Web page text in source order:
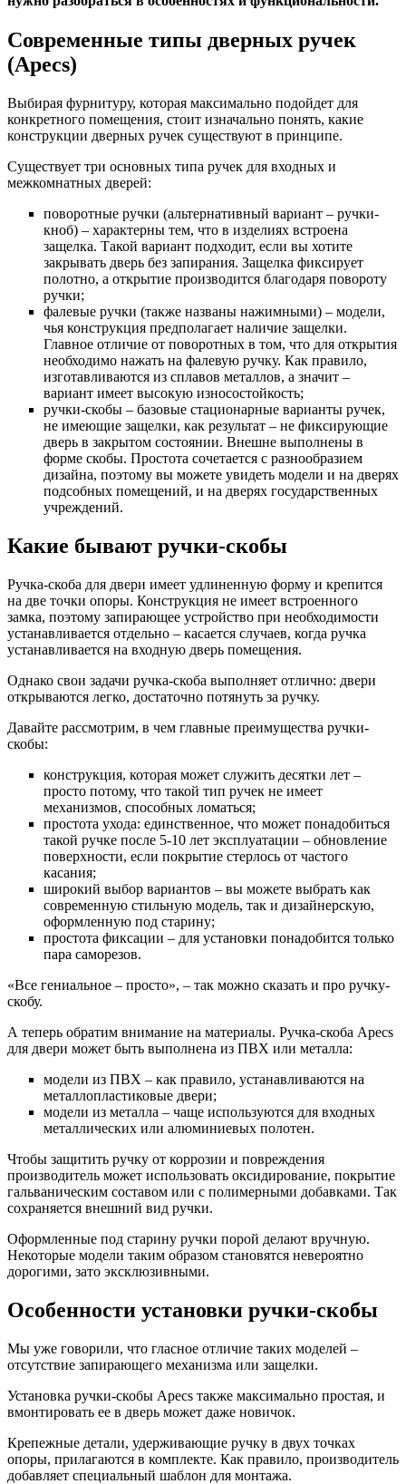
Современные типы дверных ручек
(Apecs)
Выбирая фурнитуру, которая максимально подойдет для
конкретного помещения, стоит изначально понять, какие
конструкции дверных ручек существуют в принципе.
Существует три основных типа ручек для входных и
межкомнатных дверей:
поворотные ручки (альтернативный вариант – ручки-
кноб) – характерны тем, что в изделиях встроена
защелка. Такой вариант подходит, если вы хотите
закрывать дверь без запирания. Защелка фиксирует
полотно, а открытие производится благодаря повороту
ручки;
фалевые ручки (также названы нажимными) – модели,
чья конструкция предполагает наличие защелки.
Главное отличие от поворотных в том, что для открытия
необходимо нажать на фалевую ручку. Как правило,
изготавливаются из сплавов металлов, а значит –
вариант имеет высокую износостойкость;
ручки-скобы – базовые стационарные варианты ручек,
не имеющие защелки, как результат – не фиксирующие
дверь в закрытом состоянии. Внешне выполнены в
форме скобы. Простота сочетается с разнообразием
дизайна, поэтому вы можете увидеть модели и на дверях
подсобных помещений, и на дверях государственных
учреждений.
Какие бывают ручки-скобы
Ручка-скоба для двери имеет удлиненную форму и крепится
на две точки опоры. Конструкция не имеет встроенного
замка, поэтому запирающее устройство при необходимости
устанавливается отдельно – касается случаев, когда ручка
устанавливается на входную дверь помещения.
Однако свои задачи ручка-скоба выполняет отлично: двери
открываются легко, достаточно потянуть за ручку.
Давайте рассмотрим, в чем главные преимущества ручки-
скобы:
конструкция, которая может служить десятки лет –
просто потому, что такой тип ручек не имеет
механизмов, способных ломаться;
простота ухода: единственное, что может понадобиться
такой ручке после 5-10 лет эксплуатации – обновление
поверхности, если покрытие стерлось от частого
касания;
широкий выбор вариантов – вы можете выбрать как
современную стильную модель, так и дизайнерскую,
оформленную под старину;
простота фиксации – для установки понадобится только
пара саморезов.
«Все гениальное – просто», – так можно сказать и про ручку-
скобу.
А теперь обратим внимание на материалы. Ручка-скоба Apecs
для двери может быть выполнена из ПВХ или металла:
модели из ПВХ – как правило, устанавливаются на
металлопластиковые двери;
модели из металла – чаще используются для входных
металлических или алюминиевых полотен.
Чтобы защитить ручку от коррозии и повреждения
производитель может использовать оксидирование, покрытие
гальваническим составом или с полимерными добавками. Так
сохраняется внешний вид ручки.
Оформленные под старину ручки порой делают вручную.
Некоторые модели таким образом становятся невероятно
дорогими, зато эксклюзивными.
Особенности установки ручки-скобы
Мы уже говорили, что гласное отличие таких моделей –
отсутствие запирающего механизма или защелки.
Установка ручки-скобы Apecs также максимально простая, и
вмонтировать ее в дверь может даже новичок.
Крепежные детали, удерживающие ручку в двух точках
опоры, прилагаются в комплекте. Как правило, производитель
добавляет специальный шаблон для монтажа.